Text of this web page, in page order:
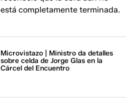
está completamente terminada.
Microvistazo | Ministro da detalles
sobre celda de Jorge Glas en la
Cárcel del Encuentro